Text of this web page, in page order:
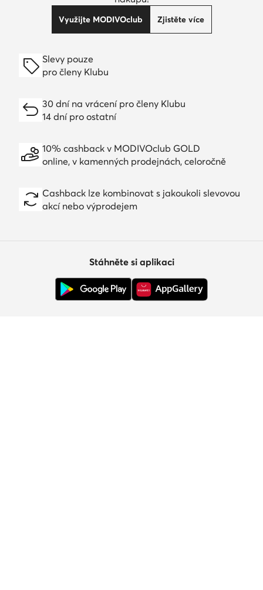
Využijte MODIVOclub Zjistěte více
Slevy pouze
pro členy Klubu
30 dní na vrácení pro členy Klubu
14 dní pro ostatní
10% cashback v MODIVOclub GOLD
online, v kamenných prodejnách, celoročně
Cashback lze kombinovat s jakoukoli slevovou
akcí nebo výprodejem
Stáhněte si aplikaci